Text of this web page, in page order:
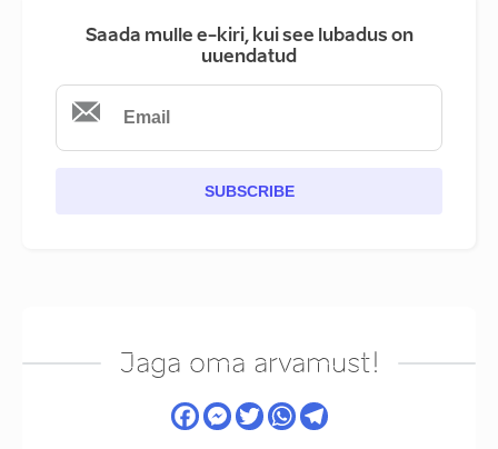
Saada mulle e-kiri, kui see lubadus on
uuendatud
SUBSCRIBE
Jaga oma arvamust!